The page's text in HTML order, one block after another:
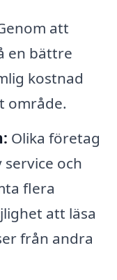
att
en bättre
kostnad
område.
Olika företag
och
flera
att läsa
från andra